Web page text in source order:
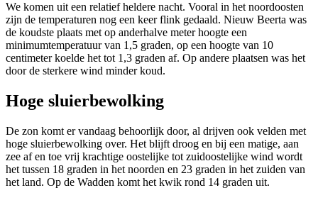
We komen uit een relatief heldere nacht. Vooral in het noordoosten
zijn de temperaturen nog een keer flink gedaald. Nieuw Beerta was
de koudste plaats met op anderhalve meter hoogte een
minimumtemperatuur van 1,5 graden, op een hoogte van 10
centimeter koelde het tot 1,3 graden af. Op andere plaatsen was het
door de sterkere wind minder koud.
Hoge sluierbewolking
De zon komt er vandaag behoorlijk door, al drijven ook velden met
hoge sluierbewolking over. Het blijft droog en bij een matige, aan
zee af en toe vrij krachtige oostelijke tot zuidoostelijke wind wordt
het tussen 18 graden in het noorden en 23 graden in het zuiden van
het land. Op de Wadden komt het kwik rond 14 graden uit.